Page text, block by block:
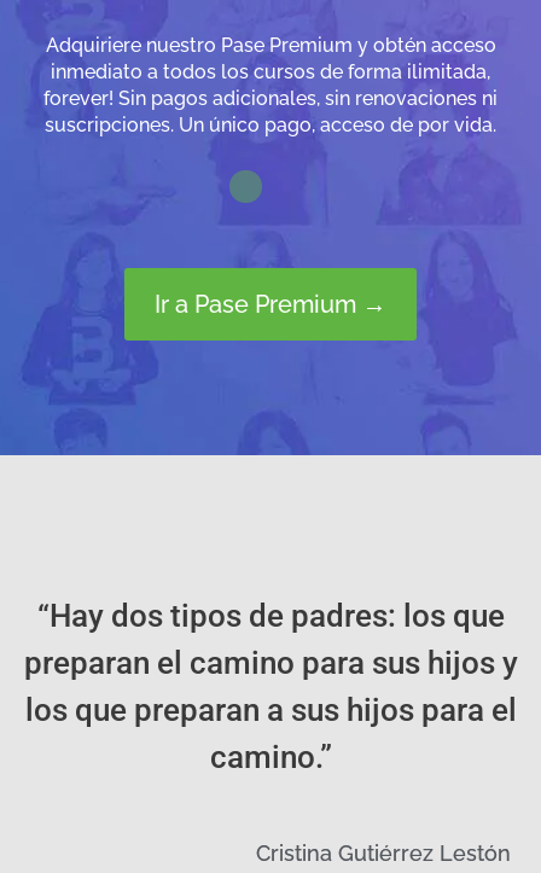
Adquiriere nuestro Pase Premium y obtén acceso
inmediato a todos los cursos de forma ilimitada,
forever! Sin pagos adicionales, sin renovaciones ni
suscripciones. Un único pago, acceso de por vida.
Ir a Pase Premium →
“Hay dos tipos de padres: los que
preparan el camino para sus hijos y
los que preparan a sus hijos para el
camino.”
Cristina Gutiérrez Lestón